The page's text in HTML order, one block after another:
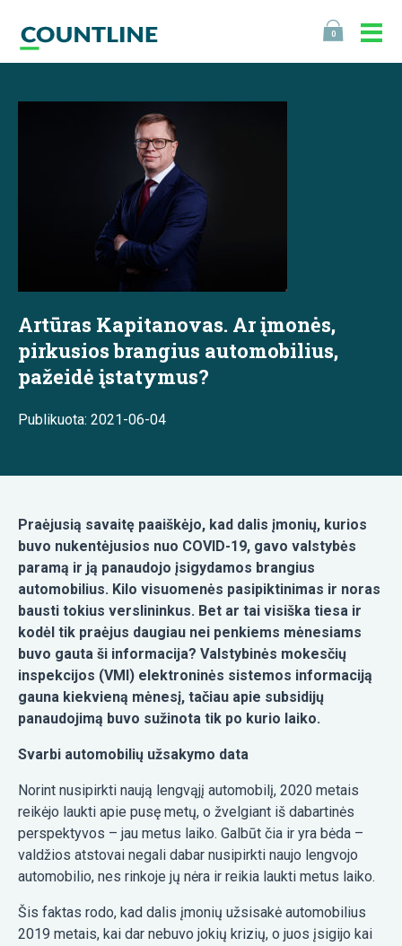
0
Artūras Kapitanovas. Ar įmonės,
pirkusios brangius automobilius,
pažeidė įstatymus?
Publikuota: 2021-06-04
Praėjusią savaitę paaiškėjo, kad dalis įmonių, kurios
buvo nukentėjusios nuo COVID-19, gavo valstybės
paramą ir ją panaudojo įsigydamos brangius
automobilius. Kilo visuomenės pasipiktinimas ir noras
bausti tokius verslininkus. Bet ar tai visiška tiesa ir
kodėl tik praėjus daugiau nei penkiems mėnesiams
buvo gauta ši informacija? Valstybinės mokesčių
inspekcijos (VMI) elektroninės sistemos informaciją
gauna kiekvieną mėnesį, tačiau apie subsidijų
panaudojimą buvo sužinota tik po kurio laiko.
Svarbi automobilių užsakymo data
Norint nusipirkti naują lengvąjį automobilį, 2020 metais
reikėjo laukti apie pusę metų, o žvelgiant iš dabartinės
perspektyvos – jau metus laiko. Galbūt čia ir yra bėda –
valdžios atstovai negali dabar nusipirkti naujo lengvojo
automobilio, nes rinkoje jų nėra ir reikia laukti metus laiko.
Šis faktas rodo, kad dalis įmonių užsisakė automobilius
2019 metais, kai dar nebuvo jokių krizių, o juos įsigijo kai